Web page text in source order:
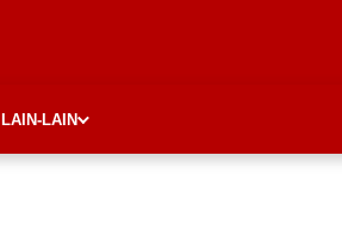
LAIN-LAIN